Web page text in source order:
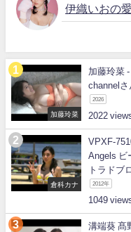
伊織いおの
加藤玲菜
加藤玲菜
channelさ
2026
2022
倉科カナ
VPXF-
Angels ビ
トラドブ
2012年
1049
溝端葵 髙